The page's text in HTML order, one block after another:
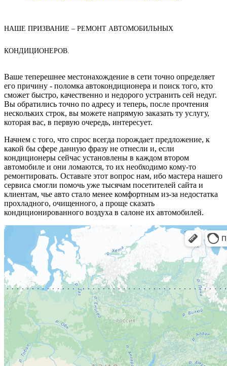
НАШЕ ПРИЗВАНИЕ – РЕМОНТ АВТОМОБИЛЬНЫХ
КОНДИЦИОНЕРОВ.
Ваше теперешнее местонахождение в сети точно определяет
его причину - поломка автокондиционера и поиск того, кто
сможет быстро, качественно и недорого устранить сей недуг.
Вы обратились точно по адресу и теперь, после прочтения
нескольких строк, вы можете напрямую заказать ту услугу,
которая вас, в первую очередь, интересует.
Начнем с того, что спрос всегда порождает предложение, к
какой бы сфере данную фразу не отнесли и, если
кондиционеры сейчас установлены в каждом втором
автомобиле и они ломаются, то их необходимо кому-то
ремонтировать. Оставьте этот вопрос нам, ибо мастера нашего
сервиса смогли помочь уже тысячам посетителей сайта и
клиентам, чье авто стало менее комфортным из-за недостатка
прохладного, очищенного, а проще сказать
кондиционированного воздуха в салоне их автомобилей.